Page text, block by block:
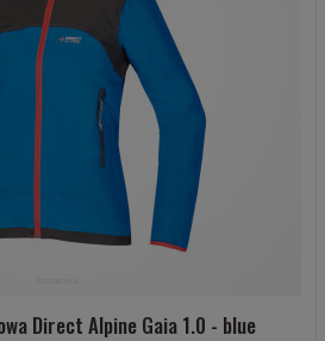
Direct Alpine Gaia 1.0 - blue